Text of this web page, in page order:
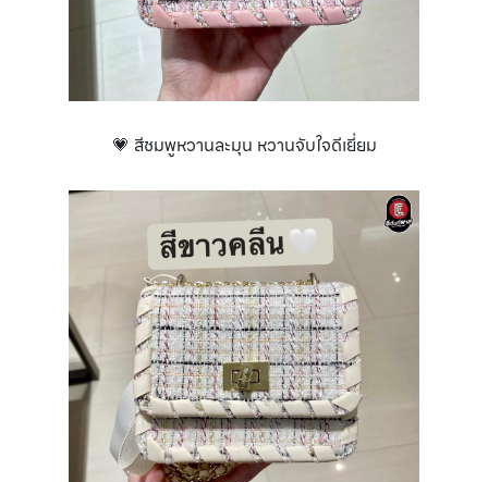
💗 สีชมพูหวานละมุน หวานจับใจดีเยี่ยม